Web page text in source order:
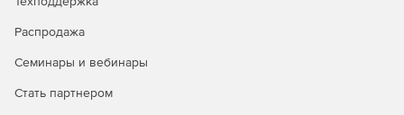
работа с аналогами по улучшенному алгоритму;
Распродажа
Семинары и вебинары
Стать партнером